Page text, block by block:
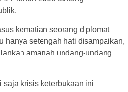
kematian seorang diplomat
hanya setengah hati disampaikan,
amanah undang-undang
saja krisis keterbukaan ini